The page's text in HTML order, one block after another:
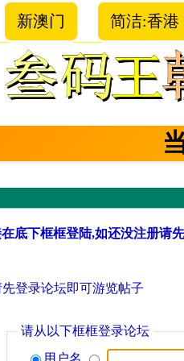
新澳门 简洁:香港
底下框框登陆,如还没注册请
登录论坛即可游览帖子
请从以下框框登录论坛
用户名